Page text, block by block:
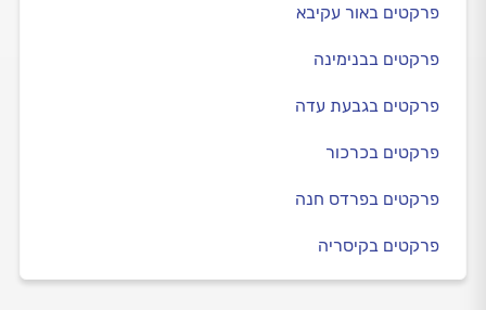
פרקטים באור עקיבא
פרקטים בבנימינה
פרקטים בגבעת עדה
פרקטים בכרכור
פרקטים בפרדס חנה
פרקטים בקיסריה